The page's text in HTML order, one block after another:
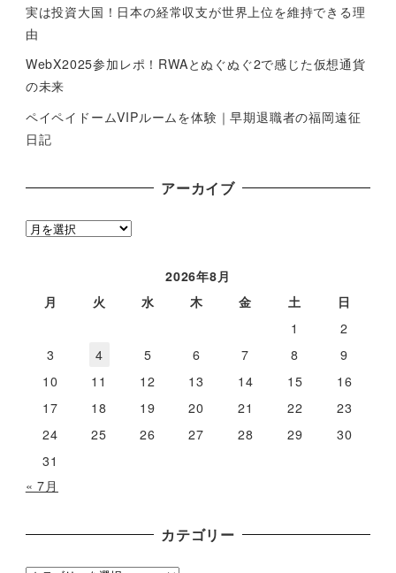
実は投資大国！日本の経常収支が世界上位を維持できる理
由
WebX2025参加レポ！RWAとぬぐぬぐ2で感じた仮想通貨
の未来
ペイペイドームVIPルームを体験｜早期退職者の福岡遠征
日記
アーカイブ
ア
2026年8月
月
火 水 木 金 土
日
1
2
3
4 5 6 7 8
9
10
11 12 13 14 15
16
17
18 19 20 21 22
23
24
25 26 27 28 29
30
31
« 7月
カテゴリー